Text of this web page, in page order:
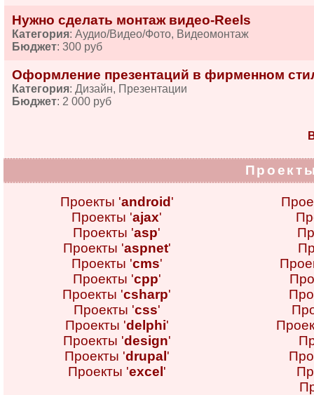
Нужно сделать монтаж видео-Reels
Категория: Аудио/Видео/Фото, Видеомонтаж
Бюджет: 300 руб
Оформление презентаций в фирменном
Категория: Дизайн, Презентации
Бюджет: 2 000 руб
Проекты 'android '
Проекты 'ajax'
Проекты 'asp'
Проекты 'aspnet'
Проекты 'cms'
Проекты 'cpp'
Проекты 'csharp'
Проекты 'css'
Проекты 'delphi'
Проекты 'design'
Проекты 'drupal '
Проекты 'excel '